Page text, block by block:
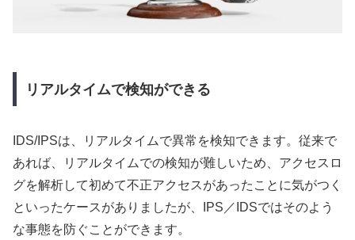
リアルタイムで検知ができる
IDS/IPSは、リアルタイムで異常を検知できます。従来で
あれば、リアルタイムでの検知が難しいため、アクセスロ
グを解析して初めて不正アクセスがあったことに気がつく
といったケースがありましたが、IPS／IDSではそのよう
な事態を防ぐことができます。